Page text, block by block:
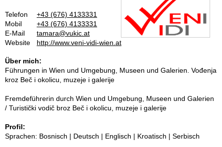
Telefon
+43 (676) 4133331
Mobil
+43 (676) 4133331
E-Mail
tamara@vukic.at
Website
http://www.veni-vidi-wien.at
Über mich:
Führungen in Wien und Umgebung, Museen und Galerien. Vođenja
kroz Beč i okolicu, muzeje i galerije
Fremdeführerin durch Wien und Umgebung, Museen und Galerien
/ Turistički vodič broz Beč i okolicu, muzeje i galerije
Profil:
Sprachen: Bosnisch | Deutsch | Englisch | Kroatisch | Serbisch